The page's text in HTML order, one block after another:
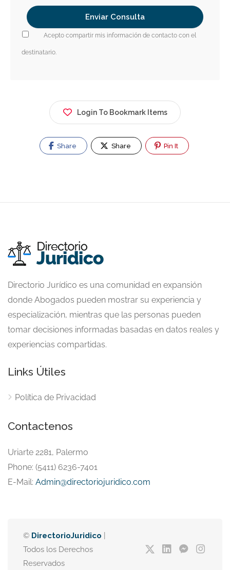
Acepto compartir mis información de contacto con el
destinatario.
Login To Bookmark Items
Share Share Pin It
Directorio Jurídico es una comunidad en expansión
donde Abogados pueden mostrar su experiencia y
especialización, mientras que las personas pueden
tomar decisiones informadas basadas en datos reales y
experiencias compartidas.
Links Útiles
Política de Privacidad
Contactenos
Uriarte 2281, Palermo
Phone: (5411) 6236-7401
E-Mail: Admin@directoriojuridico.com
© DirectorioJuridico
Todos los Derechos
Reservados